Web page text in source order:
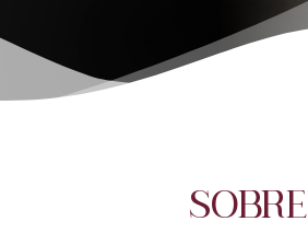
SOBRE